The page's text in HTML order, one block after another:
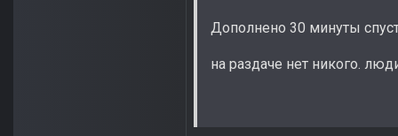
Дополнено 30 минуты
на раздаче нет никого.